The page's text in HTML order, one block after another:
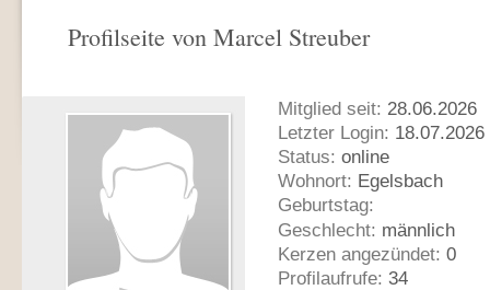
Profilseite von Marcel Streuber
Mitglied seit: 28.06.2026
Letzter Login:
Status: online
Wohnort: Egelsbach
Geburtstag:
Geschlecht: männlich
Kerzen angezündet: 0
Profilaufrufe: 34